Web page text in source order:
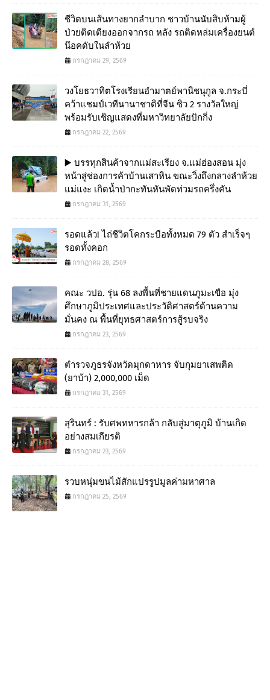
ชีวิตบนเส้นทางยากลำบาก ชาวบ้านนับสิบห้ามผู้
ป่วยติดเตียงออกจากรถ หลัง รถติดหล่มเครื่องยนต์
น๊อคดับในลำห้วย
กรกฎาคม 29, 2569
วงโยธวาทิตโรงเรียนอำมาตย์พานิชนุกูล จ.กระบี่
คว้าแชมป์เวทีนานาชาติที่จีน ซิว 2 รางวัลใหญ่
พร้อมรับเชิญแสดงที่มหาวิทยาลัยปักกิ่ง
กรกฎาคม 22, 2569
▶️ บรรทุกสินค้าจากแม่สะเรียง จ.แม่ฮ่องสอน มุ่ง
หน้าสู่ช่องการค้าบ้านเสาหิน ขณะวิ่งถึงกลางลำห้วย
แม่แงะ เกิดน้ำป่ากะทันหันพัดท่วมรถครึ่งคัน
กรกฎาคม 31, 2569
รอดแล้ว! ไถ่ชีวิตโคกระบือทั้งหมด 79 ตัว สำเร็จๆ
รอดทั้งคอก
กรกฎาคม 28, 2569
คณะ วปอ. รุ่น 68 ลงพื้นที่ชายแดนภูมะเขือ มุ่ง
ศึกษาภูมิประเทศและประวัติศาสตร์ด้านความ
มั่นคง ณ พื้นที่ยุทธศาสตร์การสู้รบจริง
กรกฎาคม 23, 2569
ตำรวจภูธรจังหวัดมุกดาหาร จับกุมยาเสพติด
(ยาบ้า) 2,000,000 เม็ด
กรกฎาคม 31, 2569
สุรินทร์ : รับศพทหารกล้า กลับสู่มาตุภูมิ บ้านเกิด
อย่างสมเกียรติ
กรกฎาคม 23, 2569
รวบหนุ่มขนไม้สักแปรรูปมูลค่ามหาศาล
กรกฎาคม 25, 2569